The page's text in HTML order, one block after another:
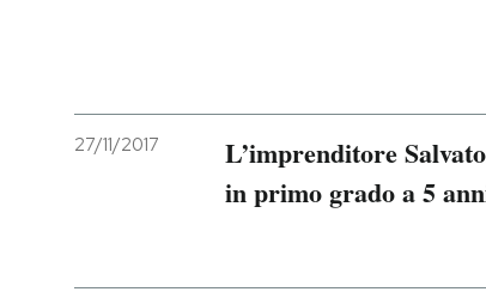
27/11/2017
L’imprenditore
in primo grado a 5